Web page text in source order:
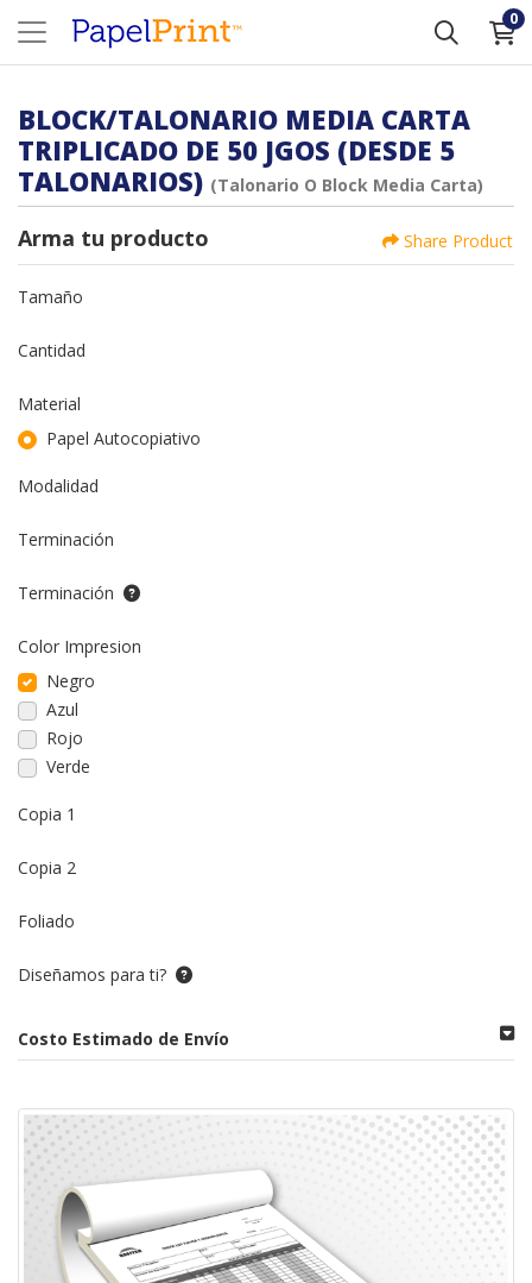
0
BLOCK/TALONARIO MEDIA CARTA
TRIPLICADO DE 50 JGOS (DESDE 5
TALONARIOS) (Talonario O Block Media Carta)
Arma tu producto Share Product
Tamaño
Cantidad
Material
Papel Autocopiativo
Modalidad
Terminación
Terminación
Color Impresion
Negro
Azul
Rojo
Verde
Copia 1
Copia 2
Foliado
Diseñamos para ti?
Costo Estimado de Envío